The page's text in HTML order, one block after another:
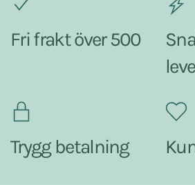
Fri frakt över 500
Trygg betalning